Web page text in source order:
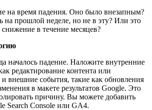
на время падения. Оно было внезапным?
на прошлой неделе, но не в эту? Или это
в течение месяцев?
началось падение. Наложите внутренние
редактирование контента или
и внешние события, такие как обновления
в макете результатов Google. Это
причину. Вы можете добавить
Search Console или GA4.